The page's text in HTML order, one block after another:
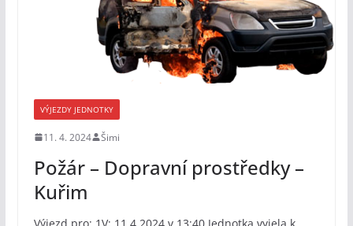
VÝJEZDY JEDNOTKY
11. 4. 2024 Šimi
Požár – Dopravní prostředky –
Kuřim